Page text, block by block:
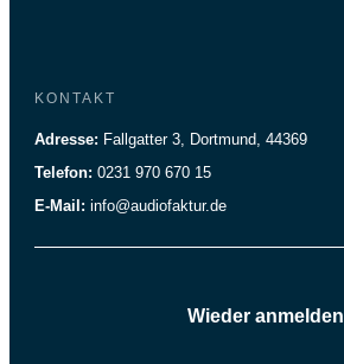
KONTAKT
Adresse: Fallgatter 3, Dortmund, 44369
Telefon: 0231 970 670 15
E-Mail: info@audiofaktur.de
Wieder anmelden